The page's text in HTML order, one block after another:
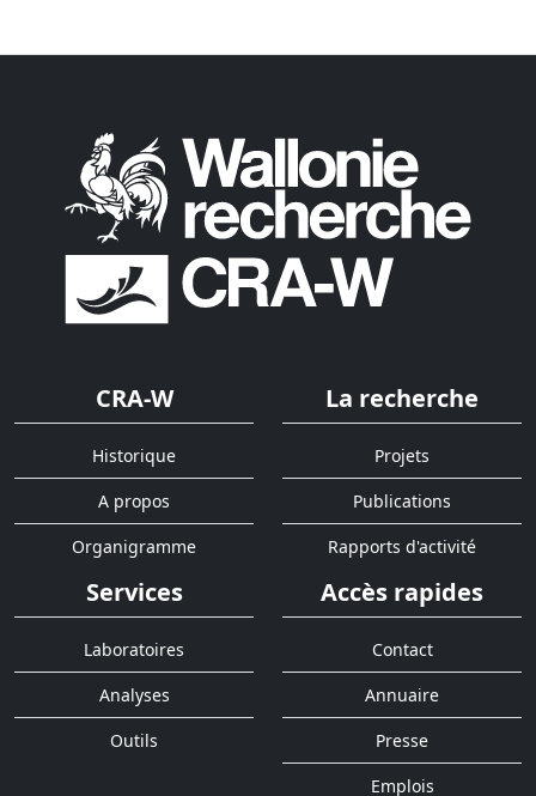
CRA-W
Historique
A propos
Organigramme
La recherche
Projets
Publications
Rapports d'activité
Services
Laboratoires
Analyses
Outils
Accès rapides
Contact
Annuaire
Presse
Emplois